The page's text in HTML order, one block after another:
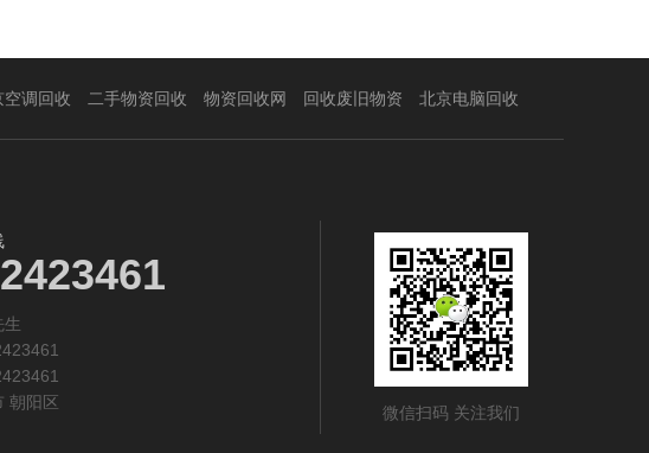
空调回收 二手物资回收 物资回收网 回收废旧物资 北京电脑回收
微信扫码 关注我们
生‬
朝阳区